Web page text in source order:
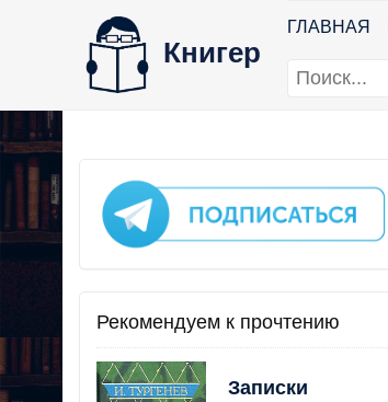
Книгер
ГЛАВНАЯ
Рекомендуем к прочтению
Записки